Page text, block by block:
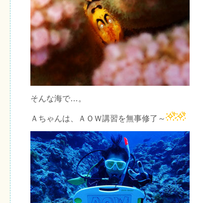
そんな海で…。
Ａちゃんは、ＡＯＷ講習を無事修了～